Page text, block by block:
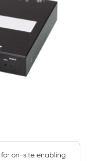
for on-site enabling